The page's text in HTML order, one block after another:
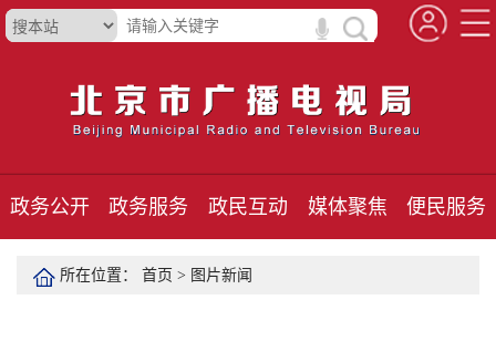
政务公开 政务服务 政民互动 媒体聚焦 便民服务
所在位置： 首页 > 图片新闻